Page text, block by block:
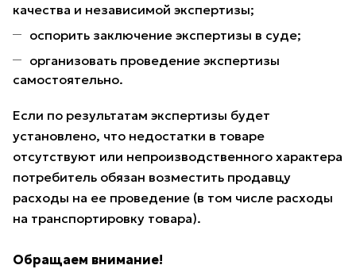
качества и независимой экспертизы;
оспорить заключение экспертизы в суде;
организовать проведение экспертизы
самостоятельно.
Если по результатам экспертизы будет
установлено, что недостатки в товаре
отсутствуют или непроизводственного характера
потребитель обязан возместить продавцу
расходы на ее проведение (в том числе расходы
на транспортировку товара).
Обращаем внимание!